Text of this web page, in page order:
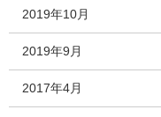
2019年10月
2019年9月
2017年4月